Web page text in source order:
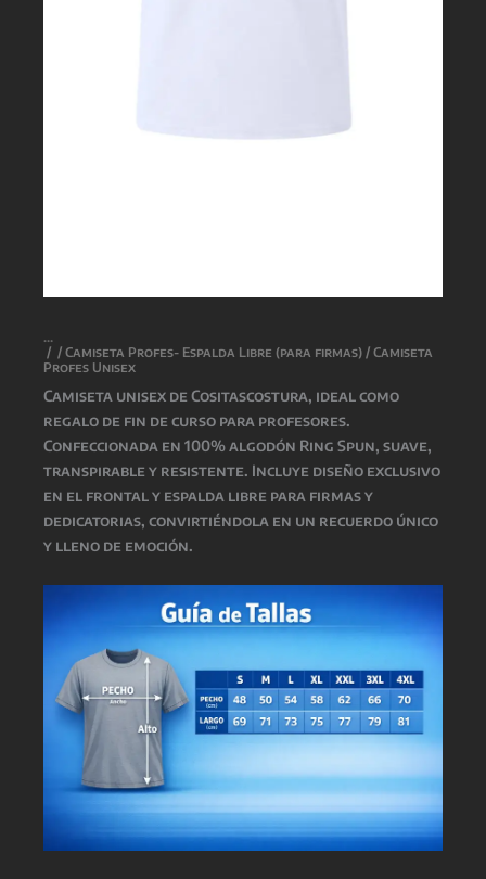
/ / Camiseta Profes- Espalda Libre (para firmas) / Camiseta
Profes Unisex
Camiseta unisex de Cositascostura, ideal como
regalo de fin de curso para profesores.
Confeccionada en 100% algodón Ring Spun, suave,
transpirable y resistente. Incluye diseño exclusivo
en el frontal y espalda libre para firmas y
dedicatorias, convirtiéndola en un recuerdo único
y lleno de emoción.